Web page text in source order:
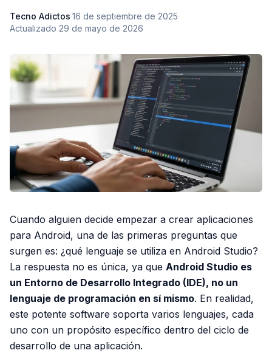
Tecno Adictos·16 de septiembre de 2025·
Actualizado 29 de mayo de 2026
Cuando alguien decide empezar a crear aplicaciones
para Android, una de las primeras preguntas que
surgen es: ¿qué lenguaje se utiliza en Android Studio?
La respuesta no es única, ya que Android Studio es
un Entorno de Desarrollo Integrado (IDE), no un
lenguaje de programación en sí mismo. En realidad,
este potente software soporta varios lenguajes, cada
uno con un propósito específico dentro del ciclo de
desarrollo de una aplicación.